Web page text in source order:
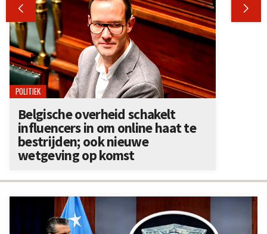
 
POLITIEK
Belgische overheid schakelt
influencers in om online haat te
bestrijden; ook nieuwe
wetgeving op komst